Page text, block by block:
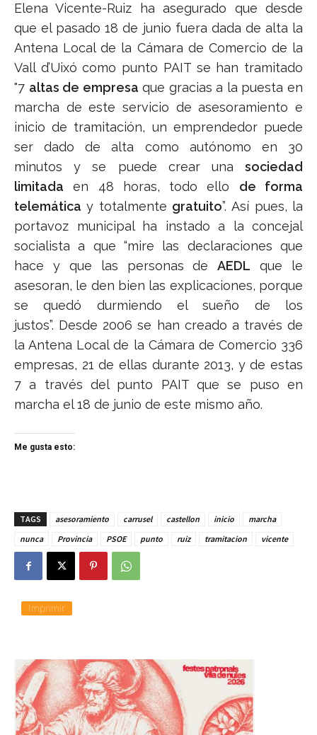
Elena Vicente-Ruiz ha asegurado que desde
que el pasado 18 de junio fuera dada de alta la
Antena Local de la Cámara de Comercio de la
Vall d’Uixó como punto PAIT se han tramitado
"7 altas de empresa que gracias a la puesta en
marcha de este servicio de asesoramiento e
inicio de tramitación, un emprendedor puede
ser dado de alta como autónomo en 30
minutos y se puede crear una sociedad
limitada en 48 horas, todo ello de forma
telemática y totalmente gratuito”. Así pues, la
portavoz municipal ha instado a la concejal
socialista a que “mire las declaraciones que
hace y que las personas deAEDL que le
asesoran, le den bien las explicaciones, porque
se quedó durmiendo el sueño de los
justos”. Desde 2006 se han creado a través de
la Antena Local de la Cámara de Comercio 336
empresas, 21 de ellas durante 2013, y de estas
7 a través del punto PAIT que se puso en
marcha el 18 de junio de este mismo año.
Me gusta esto:
TAGS asesoramiento carrusel castellon inicio
marcha
nunca
Provincia PSOE punto ruiz tramitacion vicente
Imprimir